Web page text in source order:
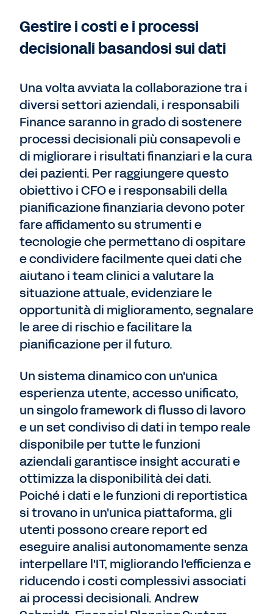
Gestire i costi e i processi
decisionali basandosi sui dati
Una volta avviata la collaborazione tra i
diversi settori aziendali, i responsabili
Finance saranno in grado di sostenere
processi decisionali più consapevoli e
di migliorare i risultati finanziari e la cura
dei pazienti. Per raggiungere questo
obiettivo i CFO e i responsabili della
pianificazione finanziaria devono poter
fare affidamento su strumenti e
tecnologie che permettano di ospitare
e condividere facilmente quei dati che
aiutano i team clinici a valutare la
situazione attuale, evidenziare le
opportunità di miglioramento, segnalare
le aree di rischio e facilitare la
pianificazione per il futuro.
Un sistema dinamico con un'unica
esperienza utente, accesso unificato,
un singolo framework di flusso di lavoro
e un set condiviso di dati in tempo reale
disponibile per tutte le funzioni
aziendali garantisce insight accurati e
ottimizza la disponibilità dei dati.
Poiché i dati e le funzioni di reportistica
si trovano in un'unica piattaforma, gli
utenti possono creare report ed
eseguire analisi autonomamente senza
interpellare l'IT, migliorando l'efficienza e
riducendo i costi complessivi associati
ai processi decisionali. Andrew